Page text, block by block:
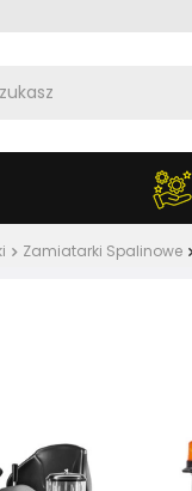
Zamiatarki Spalinowe